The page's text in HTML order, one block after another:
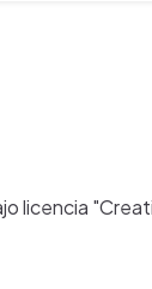
licencia